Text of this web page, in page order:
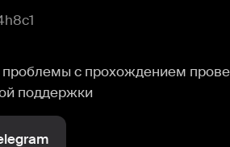
проблемы с прохождением
поддержки